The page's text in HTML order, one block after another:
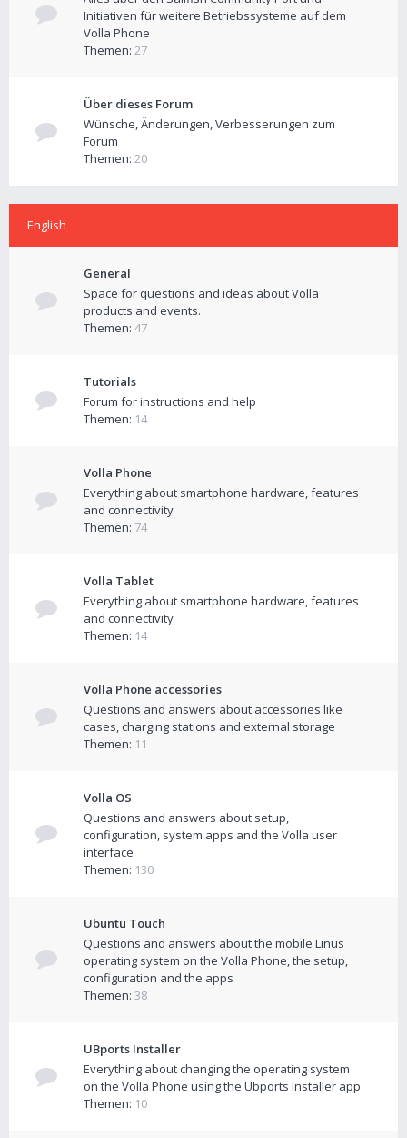
Initiativen für weitere Betriebssysteme auf dem
Volla Phone
Themen: 27
Über dieses Forum
Wünsche, Änderungen, Verbesserungen zum
Forum
Themen: 20
English
General
Space for questions and ideas about Volla
products and events.
Themen: 47
Tutorials
Forum for instructions and help
Themen: 14
Volla Phone
Everything about smartphone hardware, features
and connectivity
Themen: 74
Volla Tablet
Everything about smartphone hardware, features
and connectivity
Themen: 14
Volla Phone accessories
Questions and answers about accessories like
cases, charging stations and external storage
Themen: 11
Volla OS
Questions and answers about setup,
configuration, system apps and the Volla user
interface
Themen: 130
Ubuntu Touch
Questions and answers about the mobile Linus
operating system on the Volla Phone, the setup,
configuration and the apps
Themen: 38
UBports Installer
Everything about changing the operating system
on the Volla Phone using the Ubports Installer app
Themen: 10